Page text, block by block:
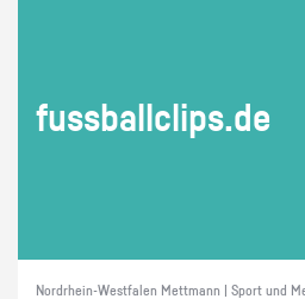
fuss­ball­clips.de
Nordrhein-Westfalen Mettmann | Sport und